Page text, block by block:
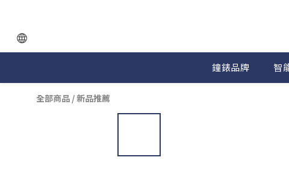
鐘錶品牌 智
全部商品 /新品推薦